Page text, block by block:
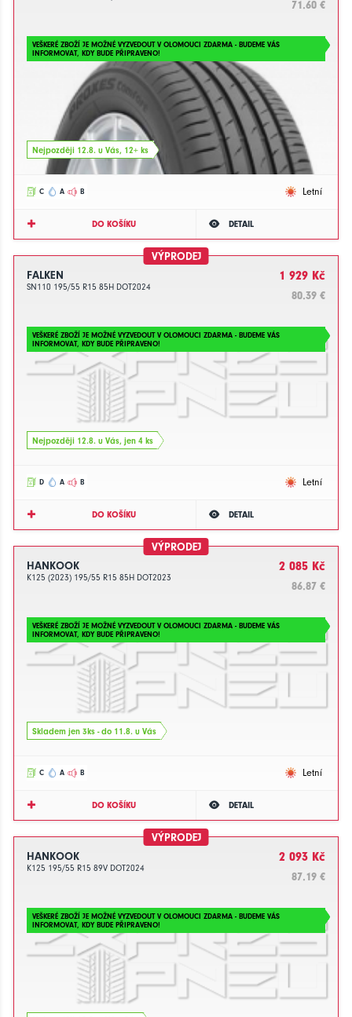
71.60 €
VEŠKERÉ ZBOŽÍ JE MOŽNÉ VYZVEDOUT V OLOMOUCI ZDARMA - BUDEME VÁS
INFORMOVAT, KDY BUDE PŘIPRAVENO!
Nejpozději 12.8. u Vás, 12+ ks
C A B Letní
DO KOŠÍKU DETAIL
VÝPRODEJ
FALKEN
SN110 195/55 R15 85H DOT2024
1 929 Kč
80.39 €
VEŠKERÉ ZBOŽÍ JE MOŽNÉ VYZVEDOUT V OLOMOUCI ZDARMA - BUDEME VÁS
INFORMOVAT, KDY BUDE PŘIPRAVENO!
Nejpozději 12.8. u Vás, jen 4 ks
D A B Letní
DO KOŠÍKU DETAIL
VÝPRODEJ
HANKOOK
K125 (2023) 195/55 R15 85H DOT2023
2 085 Kč
86.87 €
VEŠKERÉ ZBOŽÍ JE MOŽNÉ VYZVEDOUT V OLOMOUCI ZDARMA - BUDEME VÁS
INFORMOVAT, KDY BUDE PŘIPRAVENO!
Skladem jen 3ks - do 11.8. u Vás
C A B Letní
DO KOŠÍKU DETAIL
VÝPRODEJ
HANKOOK
K125 195/55 R15 89V DOT2024
2 093 Kč
87.19 €
VEŠKERÉ ZBOŽÍ JE MOŽNÉ VYZVEDOUT V OLOMOUCI ZDARMA - BUDEME VÁS
INFORMOVAT, KDY BUDE PŘIPRAVENO!